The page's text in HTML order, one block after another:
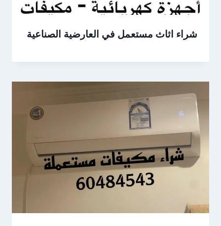
شراء اثاث مستعمل في العارضية الصناعية